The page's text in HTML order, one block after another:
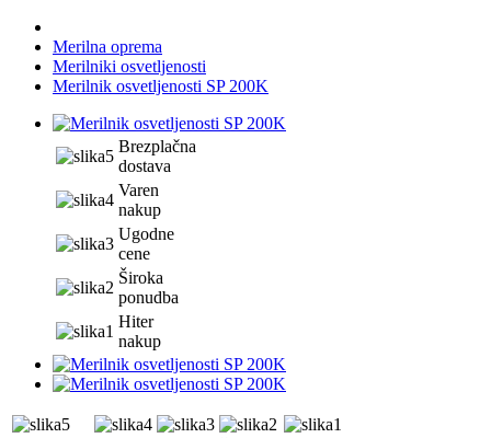
Merilna oprema
Merilniki osvetljenosti
Merilnik osvetljenosti SP 200K
Brezplačna
dostava
Varen
nakup
Ugodne
cene
Široka
ponudba
Hiter
nakup